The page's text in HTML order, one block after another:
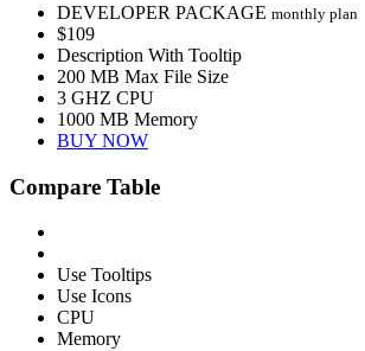
DEVELOPER PACKAGE monthly plan
$109
Description With Tooltip
200 MB Max File Size
3 GHZ CPU
1000 MB Memory
BUY NOW
Compare Table
Use Tooltips
Use Icons
CPU
Memory